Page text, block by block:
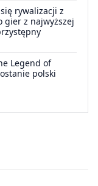
rywalizacji z
gier z najwyższej
Legend of
polski